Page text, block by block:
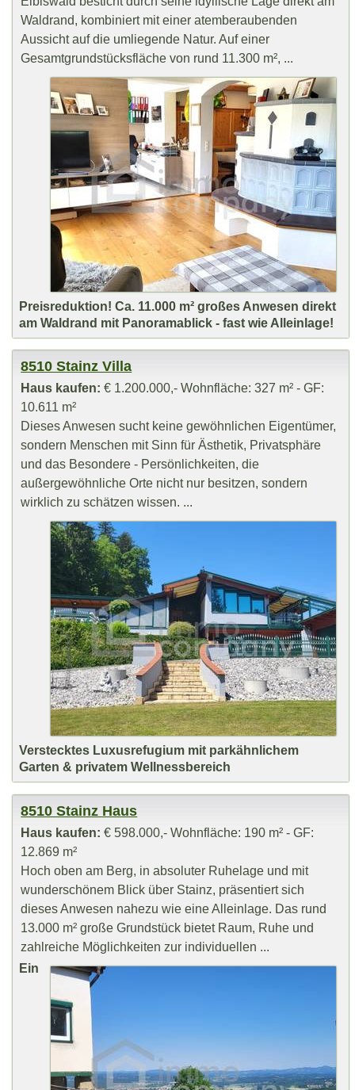
Waldrand, kombiniert mit einer atemberaubenden
Aussicht auf die umliegende Natur. Auf einer
Gesamtgrundstücksfläche von rund 11.300 m², ...
Preisreduktion! Ca. 11.000 m² großes Anwesen direkt
am Waldrand mit Panoramablick - fast wie Alleinlage!
8510 Stainz Villa
Haus kaufen: € 1.200.000,- Wohnfläche: 327 m² - GF:
10.611 m²
Dieses Anwesen sucht keine gewöhnlichen Eigentümer,
sondern Menschen mit Sinn für Ästhetik, Privatsphäre
und das Besondere - Persönlichkeiten, die
außergewöhnliche Orte nicht nur besitzen, sondern
wirklich zu schätzen wissen. ...
Verstecktes Luxusrefugium mit parkähnlichem
Garten & privatem Wellnessbereich
8510 Stainz Haus
Haus kaufen: € 598.000,- Wohnfläche: 190 m² - GF:
12.869 m²
Hoch oben am Berg, in absoluter Ruhelage und mit
wunderschönem Blick über Stainz, präsentiert sich
dieses Anwesen nahezu wie eine Alleinlage. Das rund
13.000 m² große Grundstück bietet Raum, Ruhe und
zahlreiche Möglichkeiten zur individuellen ...
Ein